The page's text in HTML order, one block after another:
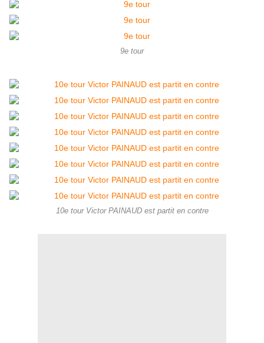
9e tour
10e tour Victor PAINAUD est partit en contre